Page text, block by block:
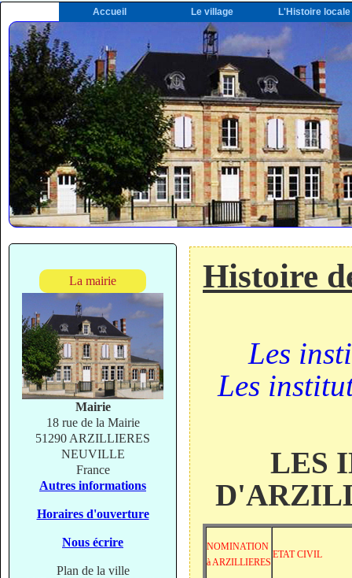
Accueil Le village L'Histoire locale
La mairie
Mairie
18 rue de la Mairie
51290 ARZILLIERES
NEUVILLE
France
Autres informations
Horaires d'ouverture
Nous écrire
Plan de la ville
Histoire
Les
Les
LES
NOMINATION
à ARZILLIERES
ETAT CIVIL